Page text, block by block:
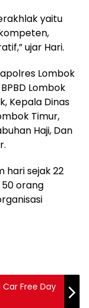
yaitu
ujar Hari.
Lombok
Lombok
Kepala Dinas
Timur,
Haji, Dan
hari sejak 22
50 orang
Free Day